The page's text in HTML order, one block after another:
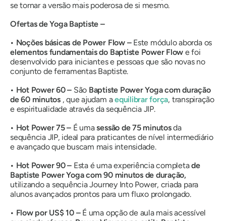
se tornar a versão mais poderosa de si mesmo.
Ofertas de Yoga Baptiste –
• Noções básicas de Power Flow – Este módulo aborda os
elementos fundamentais do Baptiste Power Flow e foi
desenvolvido para iniciantes e pessoas que são novas no
conjunto de ferramentas Baptiste.
• Hot Power 60 – São Baptiste Power Yoga com duração
de 60 minutos, que ajudam aequilibrar força, transpiração
e espiritualidade através da sequência JIP.
• Hot Power 75 – É umasessão de 75 minutosda
sequência JIP, ideal para praticantes de nível intermediário
e avançado que buscam mais intensidade.
• Hot Power 90 – Esta é uma experiência completade
Baptiste Power Yoga com 90 minutos de duração,
utilizando a sequência Journey Into Power, criada para
alunos avançados prontos para um fluxo prolongado.
• Flow por US$ 10 – É uma opção de aula mais acessível